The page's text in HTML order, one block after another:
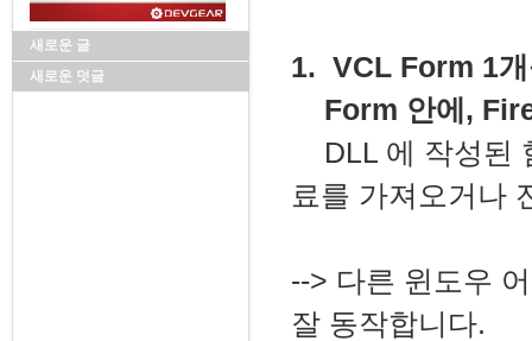
새로운 글
새로운 덧글
1. VCL Form 1
Form 안에,
DLL 에 작성된
료를 가져오거나
--> 다른 윈도우
잘 동작합니다.